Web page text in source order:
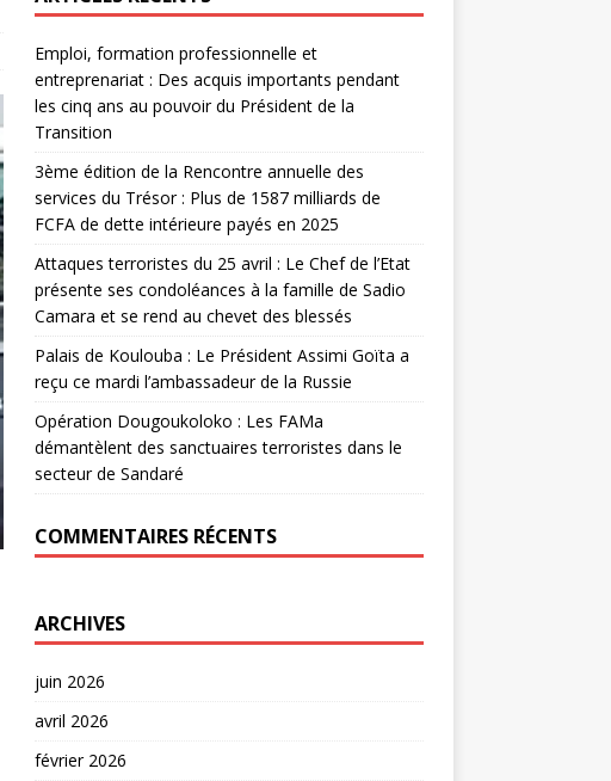
Emploi, formation professionnelle et
entreprenariat : Des acquis importants pendant
les cinq ans au pouvoir du Président de la
Transition
3ème édition de la Rencontre annuelle des
services du Trésor : Plus de 1587 milliards de
FCFA de dette intérieure payés en 2025
Attaques terroristes du 25 avril : Le Chef de l’Etat
présente ses condoléances à la famille de Sadio
Camara et se rend au chevet des blessés
Palais de Koulouba : Le Président Assimi Goïta a
reçu ce mardi l’ambassadeur de la Russie
Opération Dougoukoloko : Les FAMa
démantèlent des sanctuaires terroristes dans le
secteur de Sandaré
COMMENTAIRES RÉCENTS
ARCHIVES
juin 2026
avril 2026
février 2026